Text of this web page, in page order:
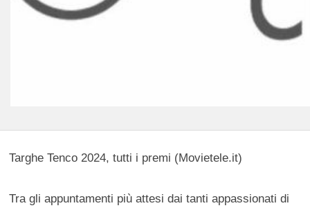
Targhe Tenco 2024, tutti i premi (Movietele.it)
Tra gli appuntamenti più attesi dai tanti appassionati di